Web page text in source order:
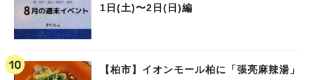
1日(土)〜2日(日)編
【柏市】イオンモール柏に「張亮麻辣湯」